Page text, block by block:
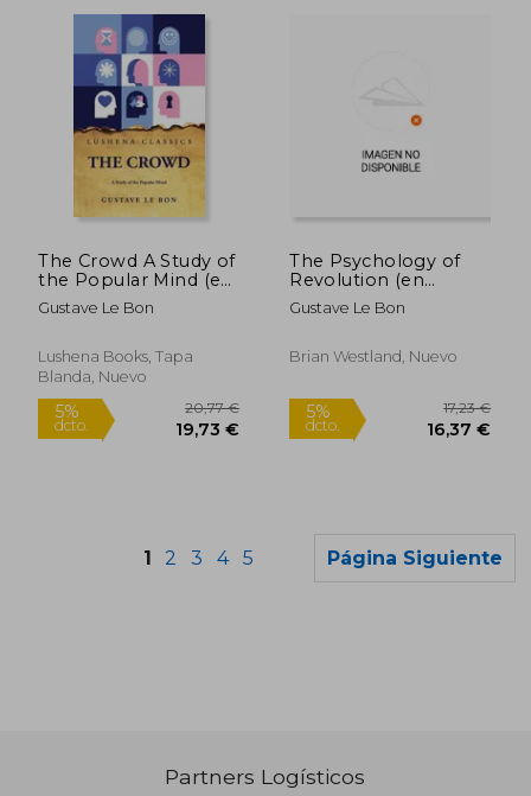
5% 5%
The Crowd A Study of
the Popular Mind (en
Inglés)
Gustave Le Bon
Lushena Books, Tapa
Blanda, Nuevo
The Psychology of
Revolution (en
Inglés)
Gustave Le Bon
Brian Westland, Nuevo
1 2 3 4 5 Página Siguiente
Partners Logísticos